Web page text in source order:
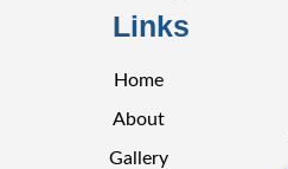
Links
Home
About
Gallery